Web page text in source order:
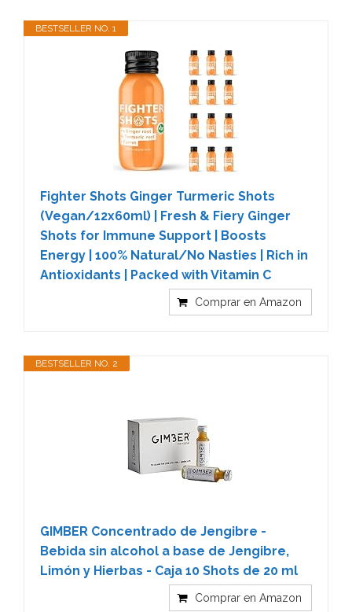
BESTSELLER NO. 1
Fighter Shots Ginger Turmeric Shots
(Vegan/12x60ml) | Fresh & Fiery Ginger
Shots for Immune Support | Boosts
Energy | 100% Natural/No Nasties | Rich in
Antioxidants | Packed with Vitamin C
Comprar en Amazon
BESTSELLER NO. 2
GIMBER Concentrado de Jengibre -
Bebida sin alcohol a base de Jengibre,
Limón y Hierbas - Caja 10 Shots de 20 ml
Comprar en Amazon